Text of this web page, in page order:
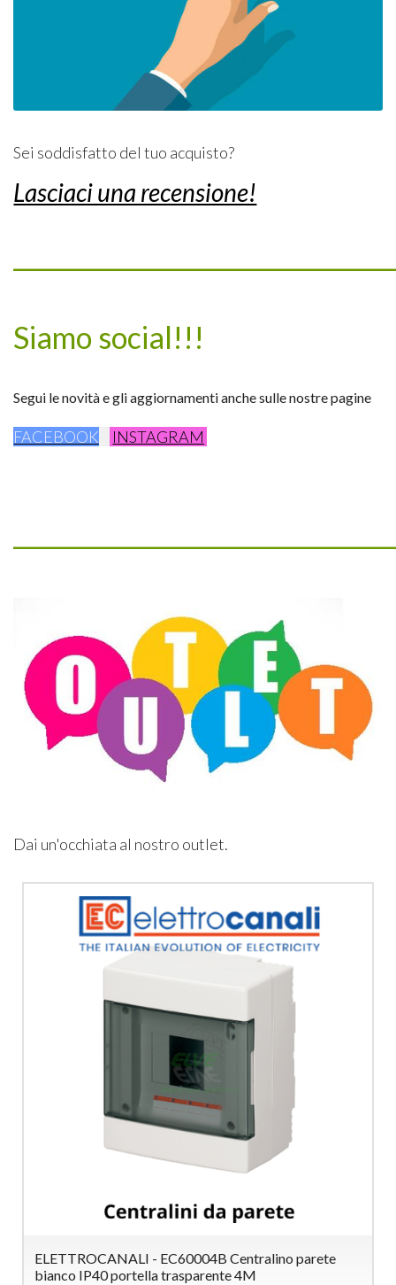
Sei soddisfatto del tuo acquisto?
Lasciaci una recensione!
Siamo social!!!
Segui le novità e gli aggiornamenti anche sulle nostre pagine
FACEBOOK INSTAGRAM
Dai un'occhiata al nostro outlet.
ELETTROCANALI - EC60004B Centralino parete
bianco IP40 portella trasparente 4M